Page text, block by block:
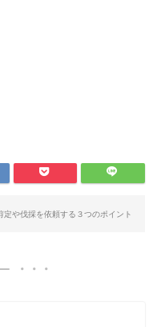
定や伐採を依頼する３つのポイント